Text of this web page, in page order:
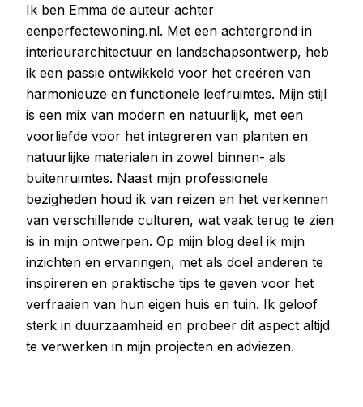
Ik ben Emma de auteur achter
eenperfectewoning.nl. Met een achtergrond in
interieurarchitectuur en landschapsontwerp, heb
ik een passie ontwikkeld voor het creëren van
harmonieuze en functionele leefruimtes. Mijn stijl
is een mix van modern en natuurlijk, met een
voorliefde voor het integreren van planten en
natuurlijke materialen in zowel binnen- als
buitenruimtes. Naast mijn professionele
bezigheden houd ik van reizen en het verkennen
van verschillende culturen, wat vaak terug te zien
is in mijn ontwerpen. Op mijn blog deel ik mijn
inzichten en ervaringen, met als doel anderen te
inspireren en praktische tips te geven voor het
verfraaien van hun eigen huis en tuin. Ik geloof
sterk in duurzaamheid en probeer dit aspect altijd
te verwerken in mijn projecten en adviezen.